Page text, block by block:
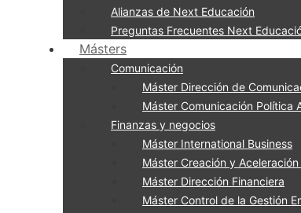
Alianzas de Next Educación
Preguntas Frecuentes Next
Másters
Comunicación
Máster Dirección de
Máster Comunicación Política
Finanzas y negocios
Máster International Business
Máster Creación y
Máster Dirección Financiera
Máster Control de la Gestión